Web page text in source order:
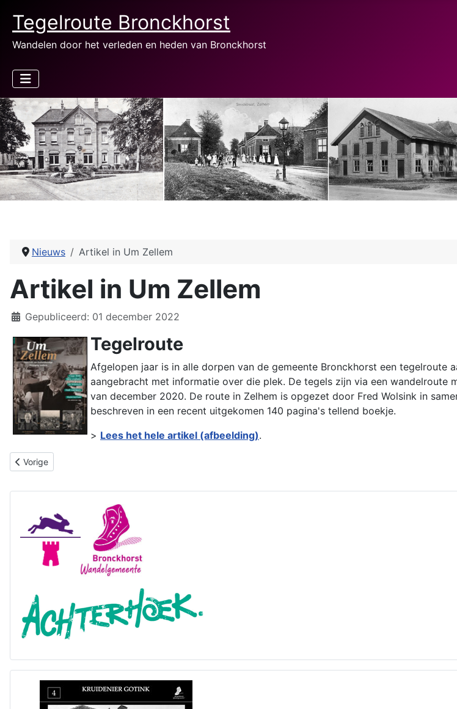
Tegelroute Bronckhorst
Wandelen door het verleden en heden van Bronckhorst
Nieuws Artikel in Um Zellem
Artikel in Um Zellem
DetailsGepubliceerd: 01 december 2022
Tegelroute
Afgelopen jaar is in alle dorpen van de gemeente Bronckhorst een
aangebracht met informatie over die plek. De tegels zijn via een wandelroute
van december 2020. De route in Zelhem is opgezet door Fred Wolsink in
beschreven in een recent uitgekomen 140 pagina's tellend boekje.
> Lees het hele artikel (afbeelding).
Vorig artikel: Artikel in Contact Bronckhorst
Vorige